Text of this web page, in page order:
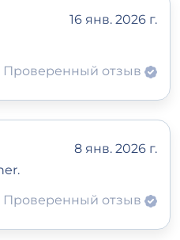
16 янв. 2026 г.
Проверенный отзыв
8 янв. 2026 г.
Проверенный отзыв